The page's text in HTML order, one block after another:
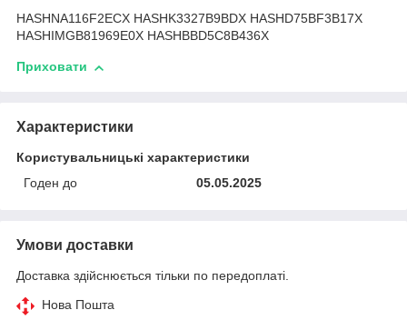
HASHNA116F2ECX HASHK3327B9BDX HASHD75BF3B17X
HASHIMGB81969E0X HASHBBD5C8B436X
Приховати
Характеристики
Користувальницькі характеристики
Годен до
05.05.2025
Умови доставки
Доставка здійснюється тільки по передоплаті.
Нова Пошта